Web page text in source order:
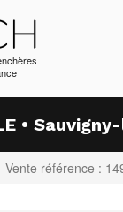
•
Vente référence :